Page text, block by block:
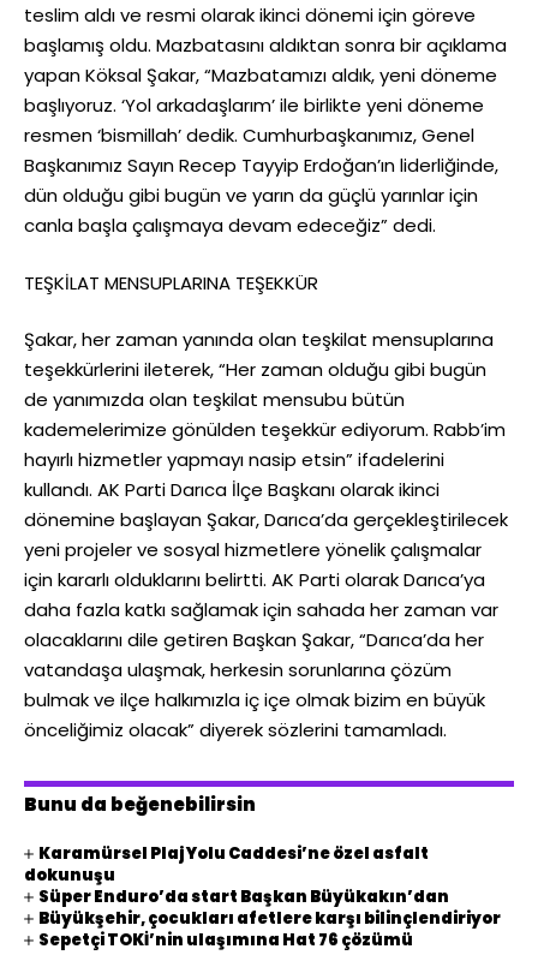
teslim aldı ve resmi olarak ikinci dönemi için göreve
başlamış oldu. Mazbatasını aldıktan sonra bir açıklama
yapan Köksal Şakar, “Mazbatamızı aldık, yeni döneme
başlıyoruz. ‘Yol arkadaşlarım’ ile birlikte yeni döneme
resmen ‘bismillah’ dedik. Cumhurbaşkanımız, Genel
Başkanımız Sayın Recep Tayyip Erdoğan’ın liderliğinde,
dün olduğu gibi bugün ve yarın da güçlü yarınlar için
canla başla çalışmaya devam edeceğiz” dedi.
TEŞKİLAT MENSUPLARINA TEŞEKKÜR
Şakar, her zaman yanında olan teşkilat mensuplarına
teşekkürlerini ileterek, “Her zaman olduğu gibi bugün
de yanımızda olan teşkilat mensubu bütün
kademelerimize gönülden teşekkür ediyorum. Rabb’im
hayırlı hizmetler yapmayı nasip etsin” ifadelerini
kullandı. AK Parti Darıca İlçe Başkanı olarak ikinci
dönemine başlayan Şakar, Darıca’da gerçekleştirilecek
yeni projeler ve sosyal hizmetlere yönelik çalışmalar
için kararlı olduklarını belirtti. AK Parti olarak Darıca’ya
daha fazla katkı sağlamak için sahada her zaman var
olacaklarını dile getiren Başkan Şakar, “Darıca’da her
vatandaşa ulaşmak, herkesin sorunlarına çözüm
bulmak ve ilçe halkımızla iç içe olmak bizim en büyük
önceliğimiz olacak” diyerek sözlerini tamamladı.
Bunu da beğenebilirsin
Karamürsel Plaj Yolu Caddesi’ne özel asfalt
dokunuşu
Süper Enduro’da start Başkan Büyükakın’dan
Büyükşehir, çocukları afetlere karşı bilinçlendiriyor
Sepetçi TOKİ’nin ulaşımına Hat 76 çözümü